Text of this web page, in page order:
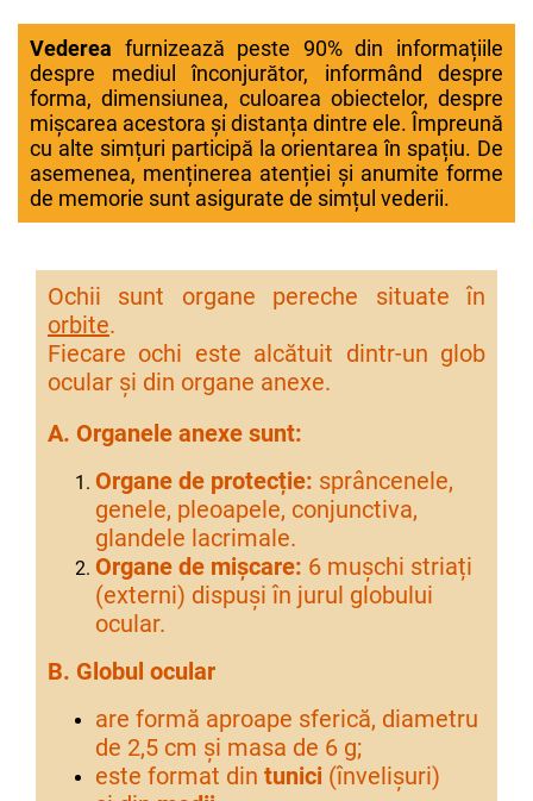
Vederea furnizează peste 90% din informațiile
despre mediul înconjurător, informând despre
forma, dimensiunea, culoarea obiectelor, despre
mișcarea acestora și distanța dintre ele. Împreună
cu alte simțuri participă la orientarea în spațiu. De
asemenea, menținerea atenției și anumite forme
de memorie sunt asigurate de simțul vederii.
Ochii sunt organe pereche situate în
orbite.
Fiecare ochi este alcătuit dintr-un glob
ocular și din organe anexe.
A. Organele anexe sunt:
Organe de protecție: sprâncenele,
genele, pleoapele, conjunctiva,
glandele lacrimale.
Organe de mișcare: 6 mușchi striați
(externi) dispuși în jurul globului
ocular.
B. Globul ocular
are formă aproape sferică, diametru
de 2,5 cm și masa de 6 g;
este format din tunici (învelișuri)